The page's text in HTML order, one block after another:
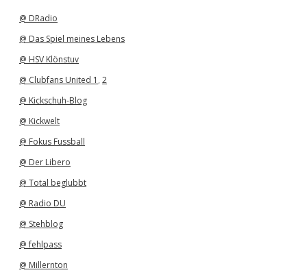
@ DRadio
@ Das Spiel meines Lebens
@ HSV Klönstuv
@ Clubfans United 1 , 2
@ Kickschuh-Blog
@ Kickwelt
@ Fokus Fussball
@ Der Libero
@ Total beglubbt
@ Radio DU
@ Stehblog
@ fehlpass
@ Millernton